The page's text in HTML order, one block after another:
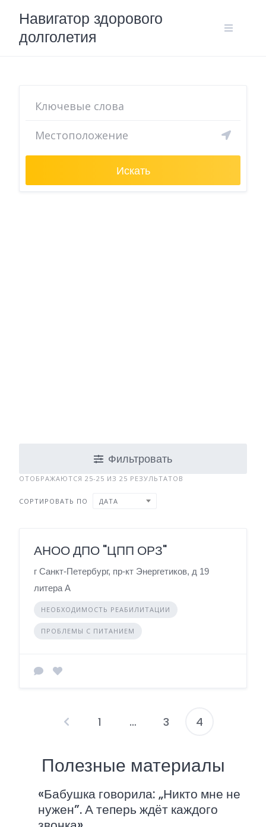
content
Навигатор здорового
долголетия
Искать
Фильтровать
ОТОБРАЖАЮТСЯ 25-25 ИЗ 25 РЕЗУЛЬТАТОВ
СОРТИРОВАТЬ ПО ДАТА
АНОО ДПО "ЦПП ОРЗ"
г Санкт-Петербург, пр-кт Энергетиков, д 19
литера А
НЕОБХОДИМОСТЬ РЕАБИЛИТАЦИИ
ПРОБЛЕМЫ С ПИТАНИЕМ
П
г
и
н
1 … 3 4
Полезные материалы
«Бабушка говорила: „Никто мне не
нужен”. А теперь ждёт каждого